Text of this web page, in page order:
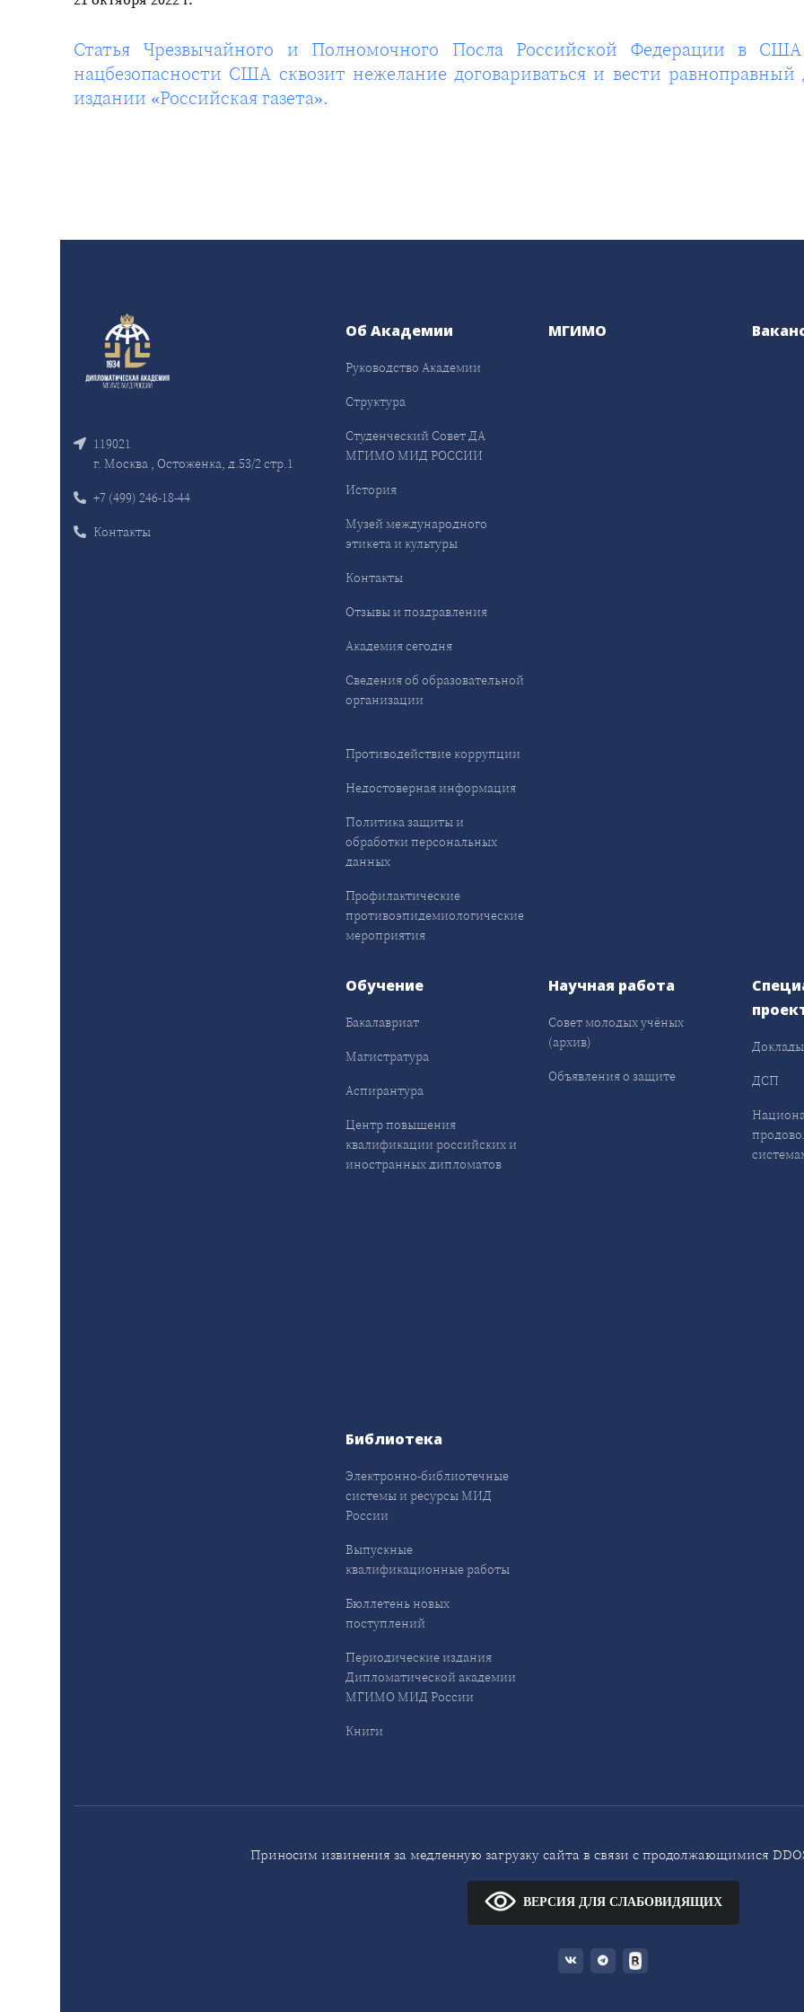
Статья Чрезвычайного и Полномочного Посла Российской Федерации в
нацбезопасности США сквозит нежелание договариваться и вести
издании «Российская газета».
119021
г. Москва , Остоженка, д.53/2 стр.1
+7 (499) 246-18-44
Контакты
Об Академии
Руководство Академии
Структура
Студенческий Совет ДА
МГИМО МИД РОССИИ
История
Музей международного
этикета и культуры
Контакты
Отзывы и поздравления
Академия сегодня
Сведения об образовательной
организации
Противодействие коррупции
Недостоверная информация
Политика защиты и
обработки персональных
данных
Профилактические
противоэпидемиологические
мероприятия
МГИМО
Обучение
Бакалавриат
Магистратура
Аспирантура
Центр повышения
квалификации российских и
иностранных дипломатов
Научная работа
Совет молодых учёных
(архив)
Объявления о защите
Доклады
ДСП
Библиотека
Электронно-библиотечные
системы и ресурсы МИД
России
Выпускные
квалификационные работы
Бюллетень новых
поступлений
Периодические издания
Дипломатической академии
МГИМО МИД России
Книги
Приносим извинения за медленную загрузку сайта в связи с продолжающимися
ВЕРСИЯ ДЛЯ СЛАБОВИДЯЩИХ